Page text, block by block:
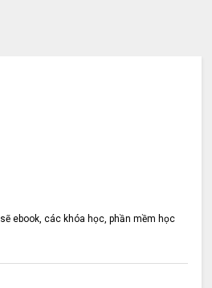
ebook, các khóa học, phần mềm học